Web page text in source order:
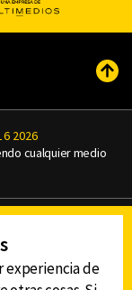
6 2026
cualquier medio
experiencia de